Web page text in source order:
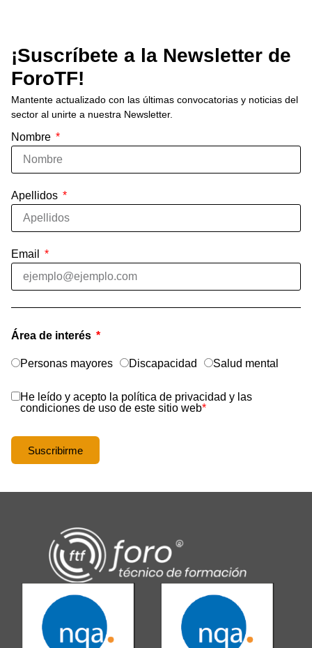
¡Suscríbete a la Newsletter de
ForoTF!
Mantente actualizado con las últimas convocatorias y noticias del
sector al unirte a nuestra Newsletter.
Nombre
Apellidos
Email
Área de interés
Personas mayores Discapacidad Salud mental
He leído y acepto la política de privacidad y las
condiciones de uso de este sitio web*
Suscribirme